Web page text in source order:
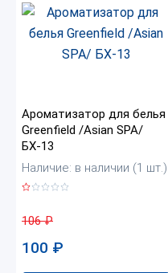
Ароматизатор для белья
Greenfield /Asian SPA/
БХ-13
Наличие: в наличии (1 шт.)
106₽
100 ₽